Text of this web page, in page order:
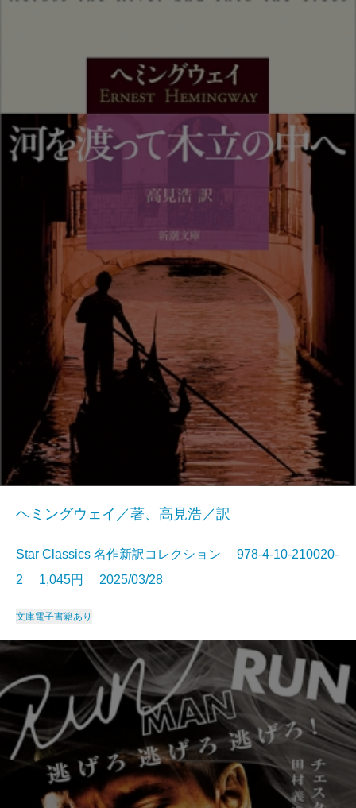
ヘミングウェイ／著、高見浩／訳
Star Classics 名作新訳コレクション 978-4-10-210020-
2 1,045円 2025/03/28
文庫電子書籍あり